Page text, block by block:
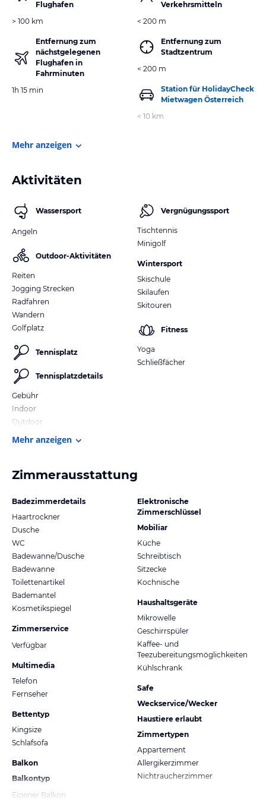
Flughafen
> 100 km
Entfernung zum
nächstgelegenen
Flughafen in
Fahrminuten
1h 15 min
Verkehrsmitteln
< 200 m
Entfernung zum
Stadtzentrum
< 200 m
Station für HolidayCheck
Mietwagen Österreich
< 10 km
Mehr anzeigen
Aktivitäten
Wassersport
Angeln
Outdoor-Aktivitäten
Reiten
Jogging Strecken
Radfahren
Wandern
Golfplatz
Tennisplatz
Tennisplatzdetails
Gebühr
Indoor
Outdoor
Vergnügungssport
Tischtennis
Minigolf
Wintersport
Skischule
Skilaufen
Skitouren
Fitness
Yoga
Schließfächer
Mehr anzeigen
Zimmerausstattung
Badezimmerdetails
Haartrockner
Dusche
WC
Badewanne/Dusche
Badewanne
Toilettenartikel
Bademantel
Kosmetikspiegel
Zimmerservice
Verfügbar
Multimedia
Telefon
Fernseher
Bettentyp
Kingsize
Schlafsofa
Balkon
Balkontyp
Eigener Balkon
Elektronische
Zimmerschlüssel
Mobiliar
Küche
Schreibtisch
Sitzecke
Kochnische
Haushaltsgeräte
Mikrowelle
Geschirrspüler
Kaffee- und
Teezubereitungsmöglichkeiten
Kühlschrank
Safe
Weckservice/Wecker
Haustiere erlaubt
Zimmertypen
Appartement
Allergikerzimmer
Nichtraucherzimmer